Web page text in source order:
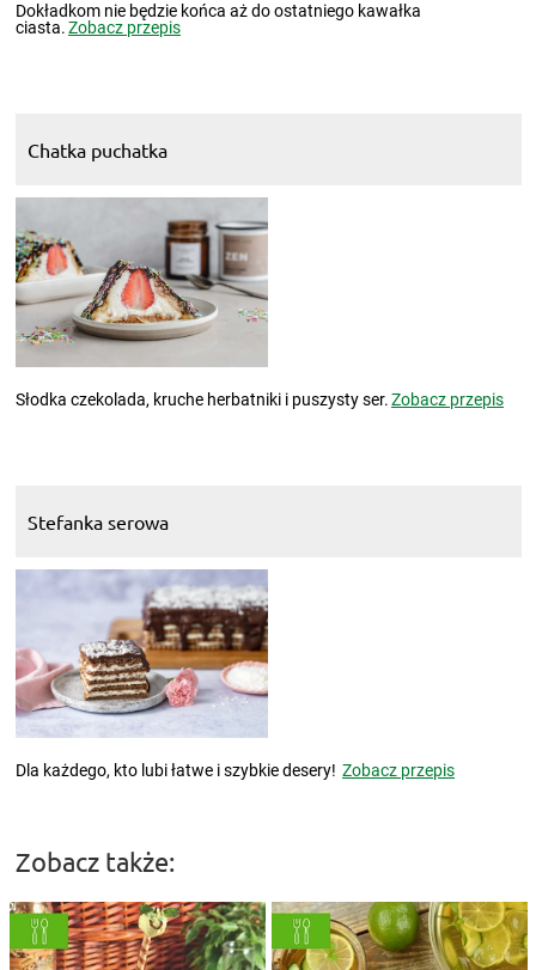
Dokładkom nie będzie końca aż do ostatniego kawałka
ciasta.Zobacz przepis
Chatka puchatka
Słodka czekolada, kruche herbatniki i puszysty ser.Zobacz przepis
Stefanka serowa
Dla każdego, kto lubi łatwe i szybkie desery! Zobacz przepis
Zobacz także: